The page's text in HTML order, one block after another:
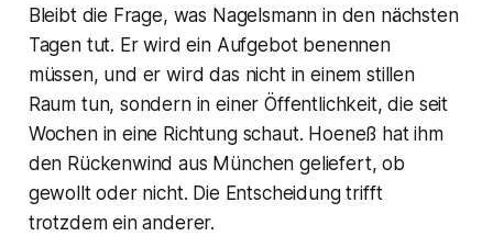
Bleibt die Frage, was Nagelsmann in den nächsten
Tagen tut. Er wird ein Aufgebot benennen
müssen, und er wird das nicht in einem stillen
Raum tun, sondern in einer Öffentlichkeit, die seit
Wochen in eine Richtung schaut. Hoeneß hat ihm
den Rückenwind aus München geliefert, ob
gewollt oder nicht. Die Entscheidung trifft
trotzdem ein anderer.